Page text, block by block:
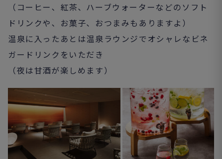
（コーヒー、紅茶、ハーブウォーターなどのソフト
ドリンクや、お菓子、おつまみもありますよ）
温泉に入ったあとは温泉ラウンジでオシャレなビネ
ガードリンクをいただき
（夜は甘酒が楽しめます）